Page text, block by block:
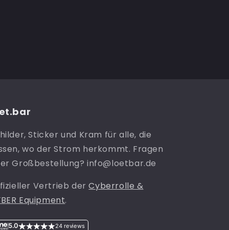
Sticker und Kram für alle, die
wo der Strom herkommt. Fragen
Großbestellung? info@loetbar.de
Vertrieb derCyberrolle &
Equipment.
5.0 24 reviews